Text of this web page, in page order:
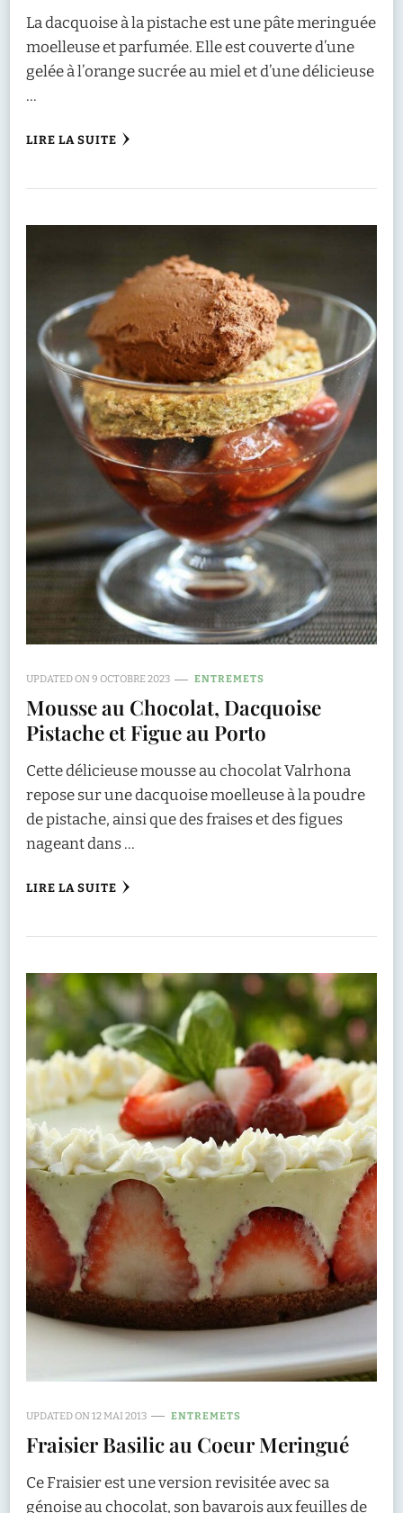
La dacquoise à la pistache est une pâte meringuée
moelleuse et parfumée. Elle est couverte d’une
gelée à l’orange sucrée au miel et d’une délicieuse
…
LIRE LA SUITE
UPDATED ON9 OCTOBRE 2023 ENTREMETS
Mousse au Chocolat, Dacquoise
Pistache et Figue au Porto
Cette délicieuse mousse au chocolat Valrhona
repose sur une dacquoise moelleuse à la poudre
de pistache, ainsi que des fraises et des figues
nageant dans …
LIRE LA SUITE
UPDATED ON12 MAI 2013 ENTREMETS
Fraisier Basilic au Coeur Meringué
Ce Fraisier est une version revisitée avec sa
génoise au chocolat, son bavarois aux feuilles de